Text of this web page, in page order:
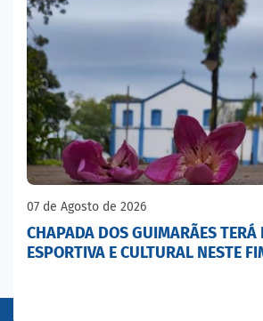
07 de Agosto de 2026
CHAPADA DOS GUIMARÃES TERÁ
ESPORTIVA E CULTURAL NESTE